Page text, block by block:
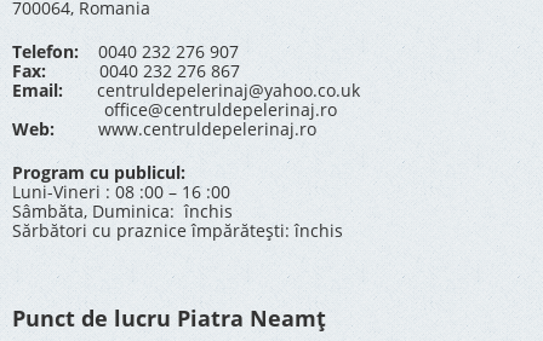
700064, Romania
Telefon: 0040 232 276 907
Fax: 0040 232 276 867
Email:
centruldepelerinaj@yahoo.co.uk
office@centruldepelerinaj.ro
Web:
www.centruldepelerinaj.ro
Program cu publicul:
Luni-Vineri : 08 :00 – 16 :00
Sâmbăta, Duminica: închis
Sărbători cu praznice împărătești: închis
Punct de lucru Piatra Neamț